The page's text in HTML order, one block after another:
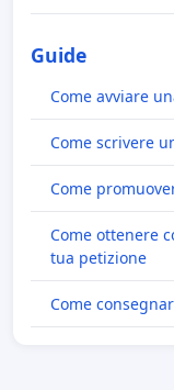
Guide
Come avviare
Come scrivere
Come
Come ottenere
tua petizione
Come